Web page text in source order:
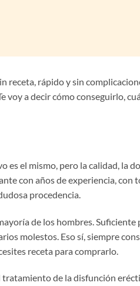
receta, rápido y sin
voy a decir cómo conseguirlo,
el mismo, pero la calidad, la
con años de experiencia, con
procedencia.
de los hombres.
molestos. Eso sí, siempre
receta para comprarlo.
de la disfunción